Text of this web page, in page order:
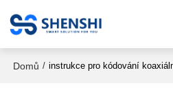
Domů / instrukce pro kódování